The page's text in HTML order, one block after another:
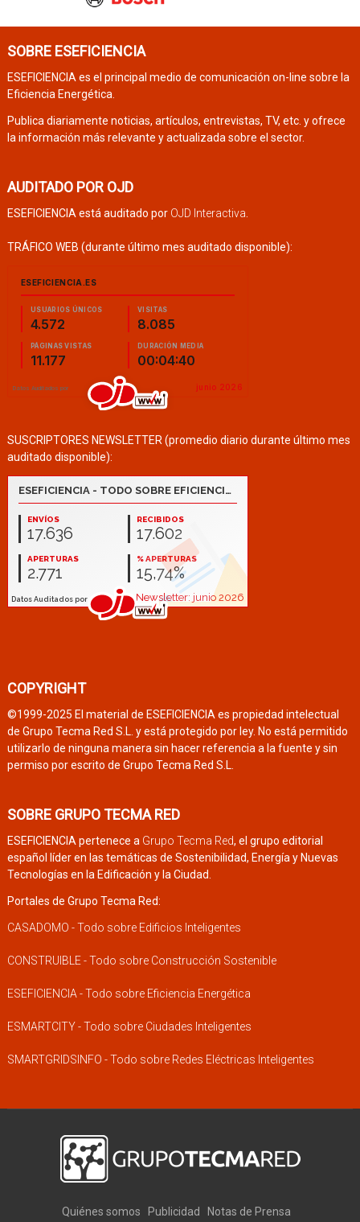
SOBRE ESEFICIENCIA
ESEFICIENCIA es el principal medio de comunicación on-line sobre la
Eficiencia Energética.
Publica diariamente noticias, artículos, entrevistas, TV, etc. y ofrece
la información más relevante y actualizada sobre el sector.
AUDITADO POR OJD
ESEFICIENCIA está auditado por OJD Interactiva
TRÁFICO WEB (durante último mes auditado disponible):
SUSCRIPTORES NEWSLETTER (promedio diario durante último mes
auditado disponible):
COPYRIGHT
©1999-2025 El material de ESEFICIENCIA es propiedad intelectual
de Grupo Tecma Red S.L. y está protegido por ley. No está permitido
utilizarlo de ninguna manera sin hacer referencia a la fuente y sin
permiso por escrito de Grupo Tecma Red S.L.
SOBRE GRUPO TECMA RED
ESEFICIENCIA pertenece a Grupo Tecma Red, el grupo editorial
español líder en las temáticas de Sostenibilidad, Energía y Nuevas
Tecnologías en la Edificación y la Ciudad.
Portales de Grupo Tecma Red:
CASADOMO - Todo sobre Edificios Inteligentes
CONSTRUIBLE - Todo sobre Construcción Sostenible
ESEFICIENCIA - Todo sobre Eficiencia Energética
ESMARTCITY - Todo sobre Ciudades Inteligentes
SMARTGRIDSINFO - Todo sobre Redes Eléctricas Inteligentes
Quiénes somos Publicidad
Notas de Prensa